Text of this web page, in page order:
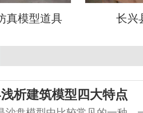
真模型道具 长兴
析建筑模型四大特点